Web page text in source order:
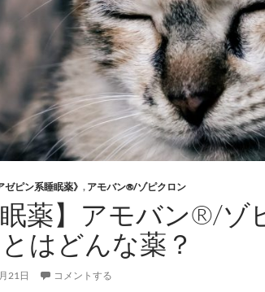
ゼピン系睡眠薬》 , アモバン®/ゾピクロン
眠薬】アモバン®/ゾ
はどんな薬？
21日 コメントする